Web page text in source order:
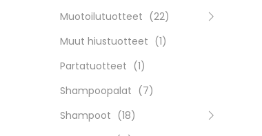
Muotoilutuotteet (22)
Muut hiustuotteet (1)
Partatuotteet (1)
Shampoopalat (7)
Shampoot (18)